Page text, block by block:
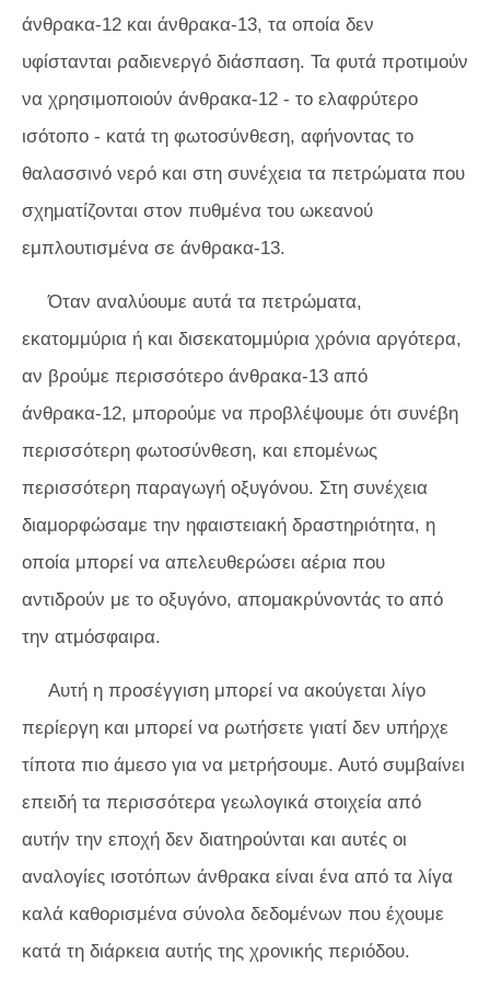
άνθρακα-12 και άνθρακα-13, τα οποία δεν
υφίστανται ραδιενεργό διάσπαση. Τα φυτά προτιμούν
να χρησιμοποιούν άνθρακα-12 - το ελαφρύτερο
ισότοπο - κατά τη φωτοσύνθεση, αφήνοντας το
θαλασσινό νερό και στη συνέχεια τα πετρώματα που
σχηματίζονται στον πυθμένα του ωκεανού
εμπλουτισμένα σε άνθρακα-13.
Όταν αναλύουμε αυτά τα πετρώματα,
εκατομμύρια ή και δισεκατομμύρια χρόνια αργότερα,
αν βρούμε περισσότερο άνθρακα-13 από
άνθρακα-12, μπορούμε να προβλέψουμε ότι συνέβη
περισσότερη φωτοσύνθεση, και επομένως
περισσότερη παραγωγή οξυγόνου. Στη συνέχεια
διαμορφώσαμε την ηφαιστειακή δραστηριότητα, η
οποία μπορεί να απελευθερώσει αέρια που
αντιδρούν με το οξυγόνο, απομακρύνοντάς το από
την ατμόσφαιρα.
Αυτή η προσέγγιση μπορεί να ακούγεται λίγο
περίεργη και μπορεί να ρωτήσετε γιατί δεν υπήρχε
τίποτα πιο άμεσο για να μετρήσουμε. Αυτό συμβαίνει
επειδή τα περισσότερα γεωλογικά στοιχεία από
αυτήν την εποχή δεν διατηρούνται και αυτές οι
αναλογίες ισοτόπων άνθρακα είναι ένα από τα λίγα
καλά καθορισμένα σύνολα δεδομένων που έχουμε
κατά τη διάρκεια αυτής της χρονικής περιόδου.